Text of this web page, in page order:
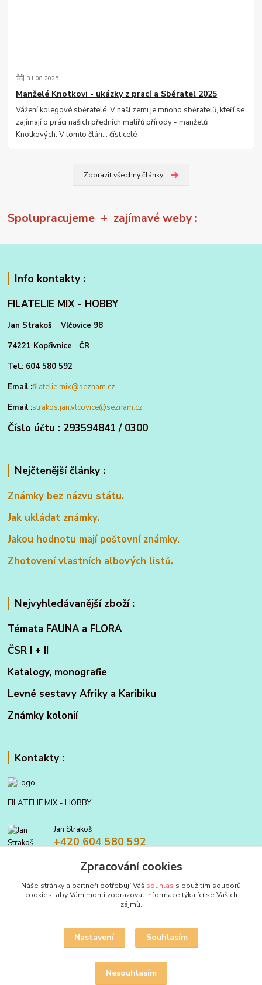
31.08.2025
Manželé Knotkovi - ukázky z prací a Sběratel 2025
Vážení kolegové sběratelé. V naší zemi je mnoho sběratelů, kteří se
zajímají o práci našich předních malířů přírody - manželů
Knotkových. V tomto člán...číst celé
Zobrazit všechny články
Spolupracujeme + zajímavé weby :
Info kontakty :
FILATELIE MIX - HOBBY
Jan Strakoš Vlčovice 98
74221 Kopřivnice ČR
Tel.: 604 580 592
Email :filatelie.mix@seznam.cz
Email :strakos.jan.vlcovice@seznam.cz
Číslo účtu : 293594841 / 0300
Nejčtenější články :
Známky bez názvu státu.
Jak ukládat známky.
Jakou hodnotu mají poštovní známky.
Zhotovení vlastních albových listů.
Nejvyhledávanější zboží :
Témata FAUNA a FLORA
ČSR I + II
Katalogy, monografie
Levné sestavy Afriky a Karibiku
Známky kolonií
Kontakty :
FILATELIE MIX - HOBBY
Jan Strakoš
+420 604 580 592
filatelie.mix@seznam.cz
Upravit sběr cookies.
Vytvořeno na Eshop-rychle.cz
Zpracování cookies
Náše stránky a partneři potřebují Váš souhlas s použitím souborů
cookies, aby Vám mohli zobrazovat informace týkající se Vašich
zájmů.
Nastavení Souhlasím
Nesouhlasím